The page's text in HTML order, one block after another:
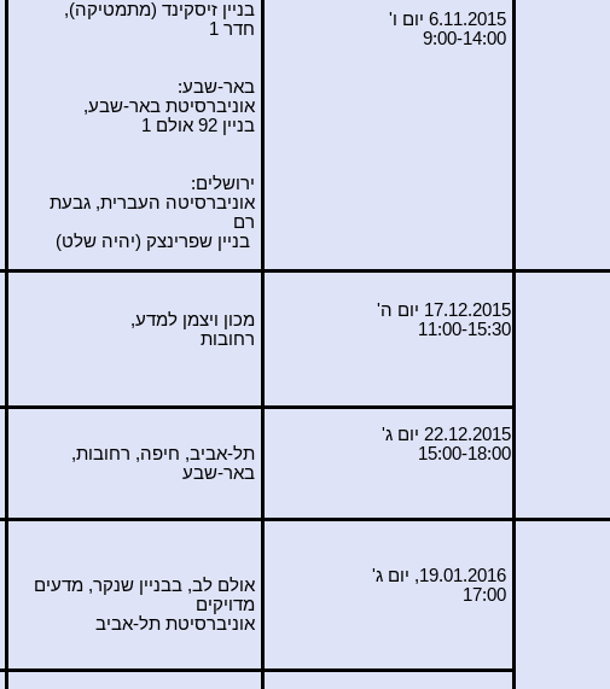
בניין זיסקינד (מתמטיקה),
חדר 1
באר-שבע:
אוניברסיטת באר-שבע,
בניין 92 אולם 1
ירושלים:
אוניברסיטה העברית, גבעת
רם
בניין שפרינצק (יהיה שלט)
6.11.2015 יום ו'
9:00-14:00
מכון ויצמן למדע,
רחובות
17.12.2015 יום ה'
11:00-15:30
תל-אביב, חיפה, רחובות,
באר-שבע
22.12.2015 יום ג'
15:00-18:00
אולם לב, בבניין שנקר, מדעים
מדויקים
אוניברסיטת תל-אביב
19.01.2016, יום ג'
17:00